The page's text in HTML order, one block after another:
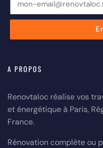
A PROPOS
Renovtaloc réalise vos
et énergétique à Paris,
France.
Rénovation complète ou